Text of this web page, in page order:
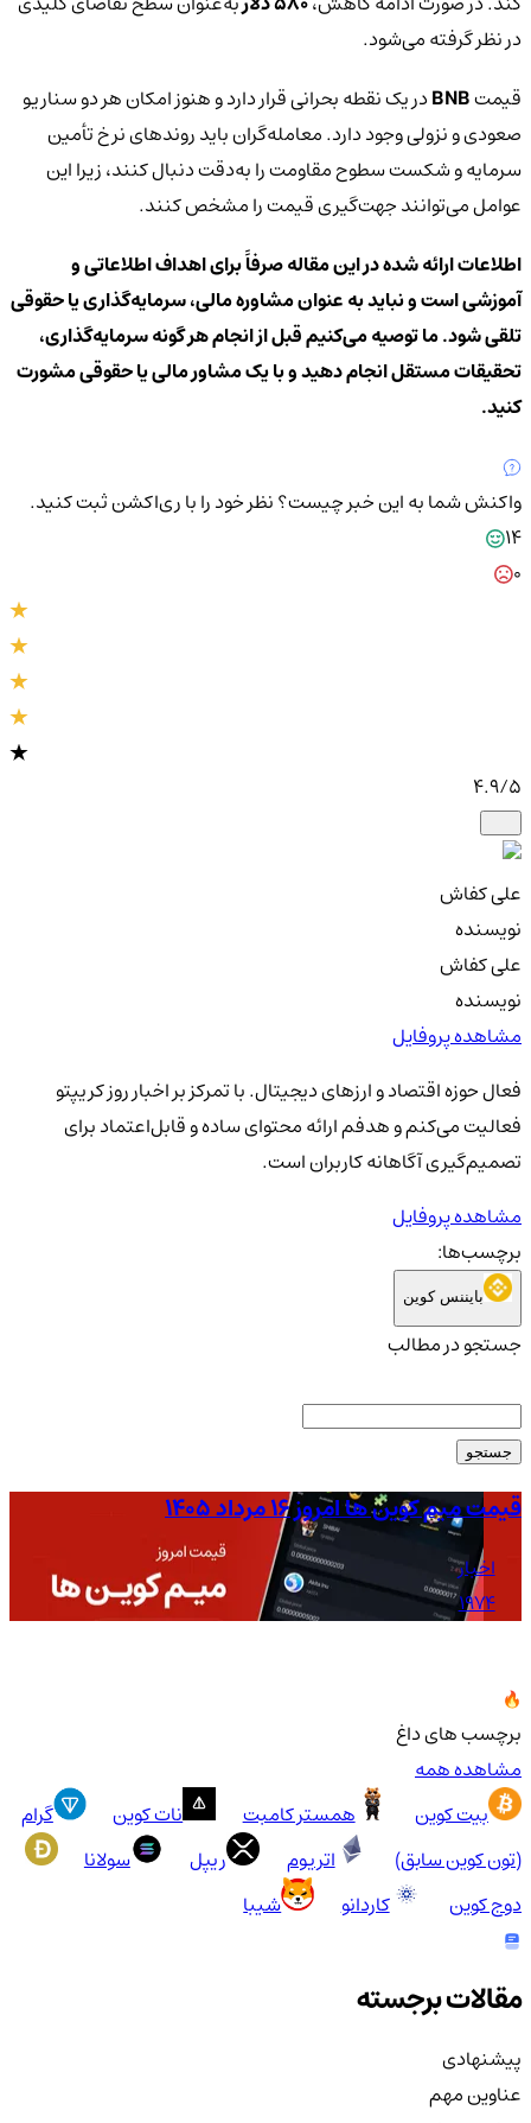
در نظر گرفته می‌شود.
قیمتBNBدر یک نقطه بحرانی قرار دارد و هنوز امکان هر دو سناریو
صعودی و نزولی وجود دارد. معامله‌گران باید روندهای نرخ تأمین
سرمایه و شکست سطوح مقاومت را به‌دقت دنبال کنند، زیرا این
عوامل می‌توانند جهت‌گیری قیمت را مشخص کنند.
اطلاعات ارائه شده در این مقاله صرفاً برای اهداف اطلاعاتی و
آموزشی است و نباید به عنوان مشاوره مالی، سرمایه‌گذاری یا حقوقی
تلقی شود. ما توصیه می‌کنیم قبل از انجام هر گونه سرمایه‌گذاری،
تحقیقات مستقل انجام دهید و با یک مشاور مالی یا حقوقی مشورت
کنید.
واکنش شما به این خبر چیست؟نظر خود را با ری‌اکشن ثبت کنید.
14
4.9/5
علی کفاش
نویسنده
علی کفاش
نویسنده
مشاهده پروفایل
فعال حوزه اقتصاد و ارزهای دیجیتال. با تمرکز بر اخبار روز کریپتو
فعالیت می‌کنم و هدفم ارائه محتوای ساده و قابل‌اعتماد برای
تصمیم‌گیری آگاهانه کاربران است.
مشاهده پروفایل
برچسب‌ها:
بایننس کوین
جستجو در مطالب
جستجو
قیمت میم کوین ها امروز ۱۶ مرداد ۱۴۰۵
اخبار
1974
برچسب های داغ
مشاهده همه
بیت کوین
همستر کامبت نات کوین
گرام
(تون کوین سابق)
اتریوم ریپل
سولانا
دوج کوین
کاردانو شیبا
مقالات برجسته
پیشنهادی
عناوین مهم